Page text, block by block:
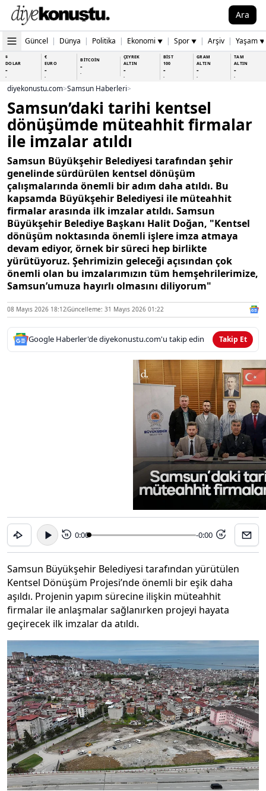
Ara
Güncel | Dünya | Politika | Ekonomi ▼ | Spor ▼ | Arşiv | Yaşam ▼
$
DOLAR
-
-
€
EURO
-
-
BİTCOİN
-
-
ÇEYREK
ALTIN
-
-
BİST
100
-
-
GRAM
ALTIN
-
-
TAM
ALTIN
-
-
diyekonustu.com>Samsun Haberleri>
Samsun’daki tarihi kentsel
dönüşümde müteahhit firmalar
ile imzalar atıldı
Samsun Büyükşehir Belediyesi tarafından şehir
genelinde sürdürülen kentsel dönüşüm
çalışmalarında önemli bir adım daha atıldı. Bu
kapsamda Büyükşehir Belediyesi ile müteahhit
firmalar arasında ilk imzalar atıldı. Samsun
Büyükşehir Belediye Başkanı Halit Doğan, "Kentsel
dönüşüm noktasında önemli işlere imza atmaya
devam ediyor, örnek bir süreci hep birlikte
yürütüyoruz. Şehrimizin geleceği açısından çok
önemli olan bu imzalarımızın tüm hemşehrilerimize,
Samsun’umuza hayırlı olmasını diliyorum"
08 Mayıs 2026 18:12Güncelleme: 31 Mayıs 2026 01:22
Google Haberler'de diyekonustu.com'u takip edin Takip Et
15 0:00 -0:00 15
Samsun Büyükşehir Belediyesi tarafından yürütülen
Kentsel Dönüşüm Projesi’nde önemli bir eşik daha
aşıldı. Projenin yapım sürecine ilişkin müteahhit
firmalar ile anlaşmalar sağlanırken projeyi hayata
geçirecek ilk imzalar da atıldı.